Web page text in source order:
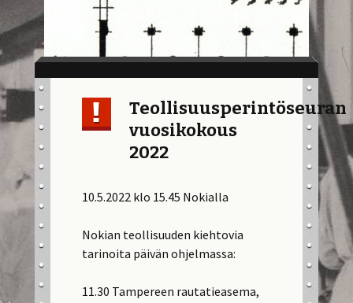
Teollisuusperintöseuran
vuosikokous
2022
10.5.2022 klo 15.45 Nokialla
Nokian teollisuuden kiehtovia
tarinoita päivän ohjelmassa:
11.30 Tampereen rautatieasema,